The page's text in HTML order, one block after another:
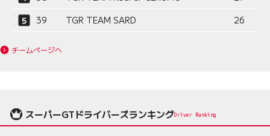
39
TGR TEAM SARD 26
チームページへ
スーパーGTドライバーズランキングDriver Ranking